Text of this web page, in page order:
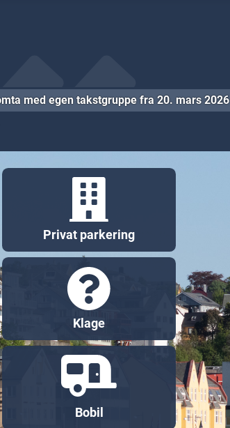
med egen takstgruppe fra 20. mars 2026
Privat parkering
Klage
Bobil